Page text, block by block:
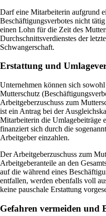
Darf eine Mitarbeiterin aufgrund
Beschäftigungsverbotes nicht
einen Lohn für die Zeit des
Durchschnittsverdienstes der
Schwangerschaft.
Erstattung und
Unternehmen können sich
Mutterschutz
Arbeitgeberzuschuss zum
ist ein Antrag bei der
Mitarbeiterin die Umlagebeiträge
finanziert sich durch die
Arbeitgeber einzahlen.
Der Arbeitgeberzuschuss zum
Arbeitgeberanteile an den
auf die während eines
entfallen, werden ebenfalls voll
keine pauschale Erstattung
Gefahren vermeiden und